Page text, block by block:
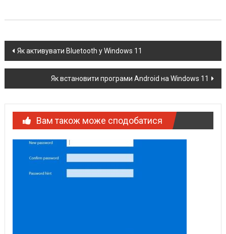
Post
navigation
Як активувати Bluetooth у Windows 11
Як встановити програми Android на Windows 11
Вам також може сподобатися